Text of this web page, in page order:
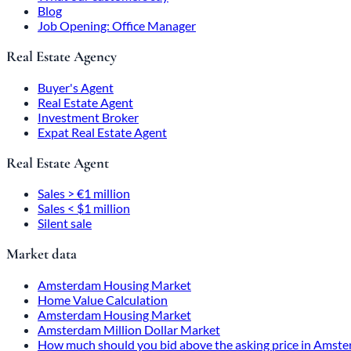
Blog
Job Opening: Office Manager
Real Estate Agency
Buyer's Agent
Real Estate Agent
Investment Broker
Expat Real Estate Agent
Real Estate Agent
Sales > €1 million
Sales < $1 million
Silent sale
Market data
Amsterdam Housing Market
Home Value Calculation
Amsterdam Housing Market
Amsterdam Million Dollar Market
How much should you bid above the asking price in